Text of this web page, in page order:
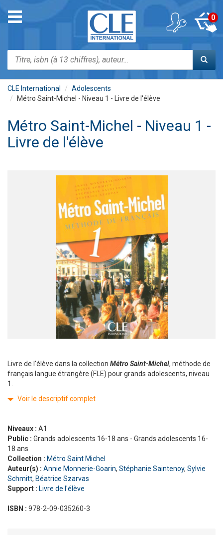
contenu
Toggle
navigation
Rechercher
0
CLE International
Adolescents
Métro Saint-Michel - Niveau 1 - Livre de l'élève
Métro Saint-Michel - Niveau 1 -
Livre de l'élève
Livre de l'élève dans la collection Métro Saint-Michel, méthode de
français langue étrangère (FLE) pour grands adolescents, niveau
1.
Voir le descriptif complet
Niveaux : A1
Public : Grands adolescents 16-18 ans - Grands adolescents 16-
18 ans
Collection : Métro Saint Michel
Auteur(s) : Annie Monnerie-Goarin, Stéphanie Saintenoy, Sylvie
Schmitt, Béatrice Szarvas
Support : Livre de l'élève
ISBN : 978-2-09-035260-3